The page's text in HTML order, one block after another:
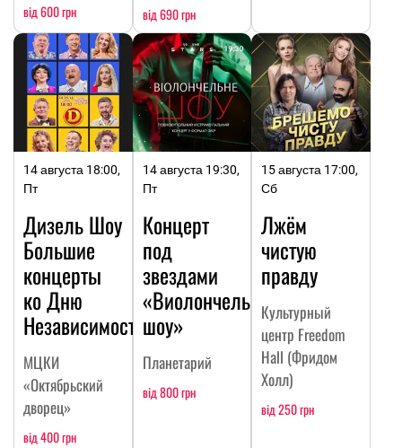
від 600 грн від 690 грн
14 августа 18:00,
Пт
Дизель Шоу
Большие
концерты
ко Дню
Независимости
МЦКИ
«Октябрьский
дворец»
від 400 грн
14 августа 19:30,
Пт
Концерт
под
звездами
«Виолончельное
шоу»
Планетарий
від 800 грн
15 августа 17:00,
Сб
Лжём
чистую
правду
Культурный
центр Freedom
Hall (Фридом
Холл)
від 250 грн